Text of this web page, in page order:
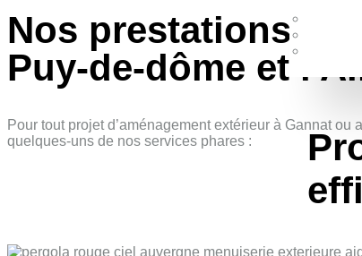
Nos prestations en
Puy-de-dôme et
Pour tout projet d’aménagement extérieur à Gannat ou
quelques-uns de nos services phares :